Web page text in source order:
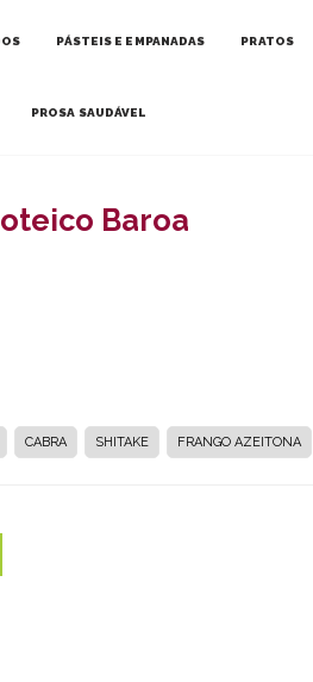
PÁSTEIS E EMPANADAS PRATOS
PROSA SAUDÁVEL
Baroa
CABRA SHITAKE FRANGO AZEITONA